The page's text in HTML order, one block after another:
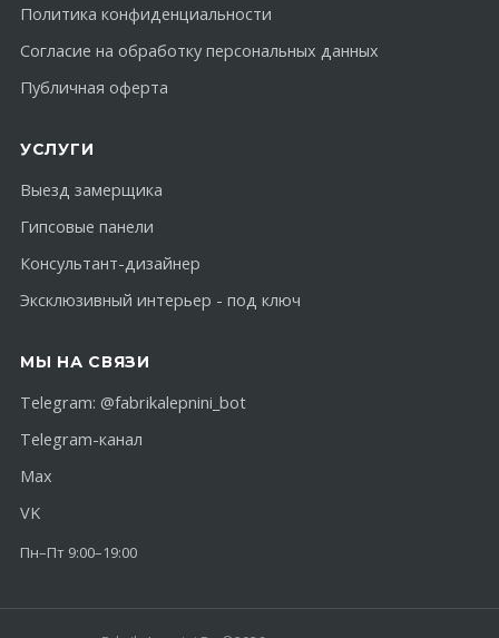
Политика конфиденциальности
Согласие на обработку персональных данных
Публичная оферта
УСЛУГИ
Выезд замерщика
Гипсовые панели
Консультант-дизайнер
Эксклюзивный интерьер - под ключ
МЫ НА СВЯЗИ
Telegram: @fabrikalepnini_bot
Telegram-канал
Max
VK
Пн–Пт 9:00–19:00